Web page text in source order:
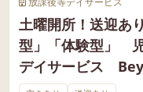
土曜開所！送迎あ
型」「体験型」
デイサービス